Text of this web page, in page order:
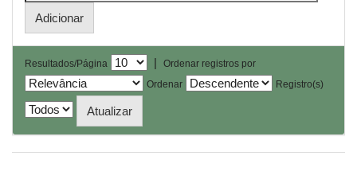
Resultados/Página |
Ordenar registros por
Ordenar
Registro(s)